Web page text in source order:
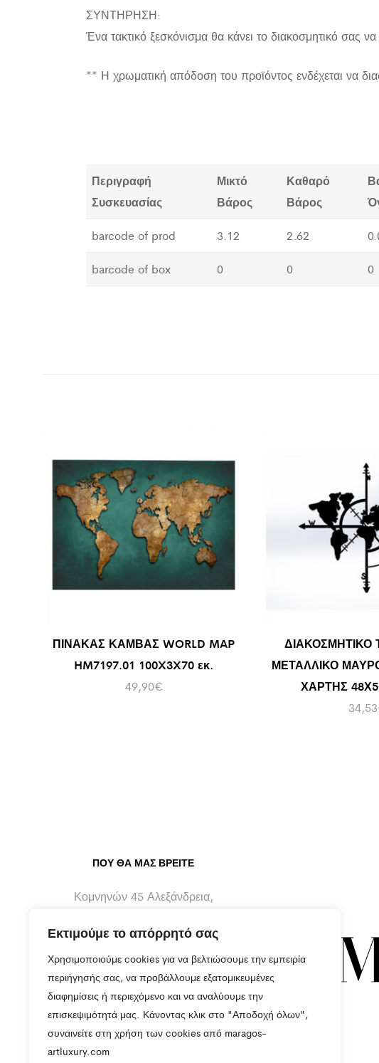
Εκτιμούμε το απόρρητό σας
Χρησιμοποιούμε cookies για να βελτιώσουμε την εμπειρία
περιήγησής σας, να προβάλλουμε εξατομικευμένες
διαφημίσεις ή περιεχόμενο και να αναλύουμε την
επισκεψιμότητά μας. Κάνοντας κλικ στο "Αποδοχή όλων",
συναινείτε στη χρήση των cookies από maragos-
artluxury.com
ΣΥΝΤΗΡΗΣΗ:
Ένα τακτικό ξεσκόνισμα θα κάνει το διακοσμητικό σας να
** Η χρωματική απόδοση του προϊόντος ενδέχεται να
Περιγραφή
Συσκευασίας
Μικτό
Βάρος
Καθαρό
Βάρος
barcode of prod 3.12 2.62
barcode of box 0 0 0
ΠΙΝΑΚΑΣ ΚΑΜΒΑΣ WORLD MAP
HM7197.01 100X3X70 εκ.
49,90€
ΔΙΑΚΟΣΜΗΤΙΚΟ
ΜΕΤΑΛΛΙΚΟ
ΧΑΡΤΗΣ
34,53
ΠΟΥ ΘΑ ΜΑΣ ΒΡΕΊΤΕ
Κομνηνών 45 Αλεξάνδρεια,
info@maragos-artluxury.com
+30 2333401170
+30 6930898907